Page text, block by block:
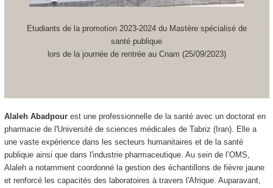
Etudiants de la promotion 2023-2024 du Mastère spécialisé de
santé publique
lors de la journée de rentrée au Cnam (25/09/2023)
Alaleh Abadpourest une professionnelle de la santé avec un doctorat en
pharmacie de l'Université de sciences médicales de Tabriz (Iran). Elle a
une vaste expérience dans les secteurs humanitaires et de la santé
publique ainsi que dans l'industrie pharmaceutique. Au sein de l’OMS,
Alaleh a notamment coordonné la gestion des échantillons de fièvre jaune
et renforcé les capacités des laboratoires à travers l'Afrique. Auparavant,